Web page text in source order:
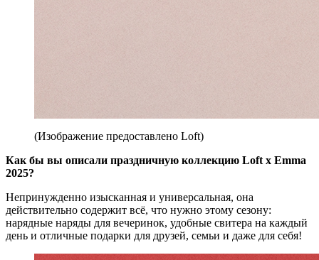
(Изображение предоставлено Loft)
Как бы вы описали праздничную коллекцию Loft x Emma
2025?
Непринужденно изысканная и универсальная, она
действительно содержит всё, что нужно этому сезону:
нарядные наряды для вечеринок, удобные свитера на каждый
день и отличные подарки для друзей, семьи и даже для себя!